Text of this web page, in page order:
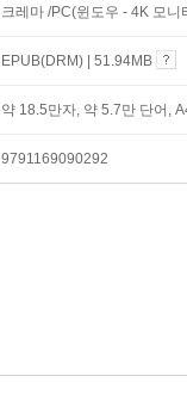
크레마 /PC(윈도우 - 4K 모
EPUB(DRM) | 51.94MB
약 18.5만자, 약 5.7만 단어,
9791169090292